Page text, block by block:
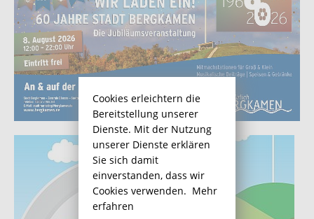
Cookies erleichtern die
Bereitstellung unserer
Dienste. Mit der Nutzung
unserer Dienste erklären
Sie sich damit
einverstanden, dass wir
Cookies verwenden. Mehr
erfahren